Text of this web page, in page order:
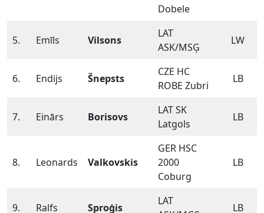
Dobele
5. Emīls Vilsons
LAT
ASK/MSĢ
LW
6. Endijs Šnepsts
CZE HC
ROBE Zubri
LB
7. Einārs Borisovs
LAT SK
Latgols
LB
8. Leonards Valkovskis
GER HSC
2000
Coburg
LB
9. Ralfs Sproģis
LAT
LB